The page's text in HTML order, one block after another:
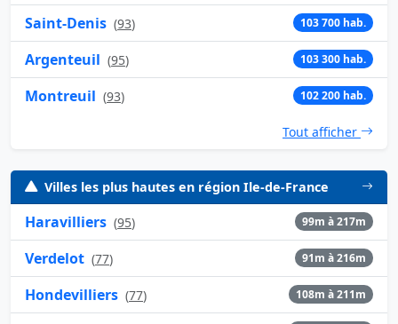
Saint-Denis (93) 103 700 hab.
Argenteuil (95) 103 300 hab.
Montreuil (93) 102 200 hab.
Tout afficher
Villes les plus hautes en région Ile-de-France
Haravilliers (95) 99m à 217m
Verdelot (77) 91m à 216m
Hondevilliers (77) 108m à 211m